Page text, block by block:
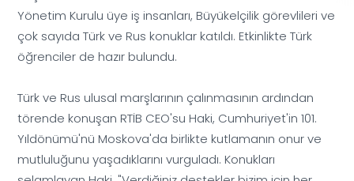
Yönetim Kurulu üye iş insanları, Büyükelçilik görevlileri ve
çok sayıda Türk ve Rus konuklar katıldı. Etkinlikte Türk
öğrenciler de hazır bulundu.
Türk ve Rus ulusal marşlarının çalınmasının ardından
törende konuşan RTİB CEO'su Haki, Cumhuriyet'in 101.
Yıldönümü'nü Moskova'da birlikte kutlamanın onur ve
mutluluğunu yaşadıklarını vurguladı. Konukları